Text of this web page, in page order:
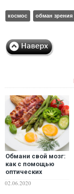
космос обман зрения
Обмани свой мозг:
как с помощью
оптических
иллюзий кушать
меньше
02.06.2020